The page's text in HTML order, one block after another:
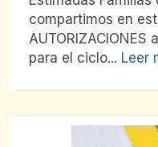
compartimos en
para el ciclo... Leer